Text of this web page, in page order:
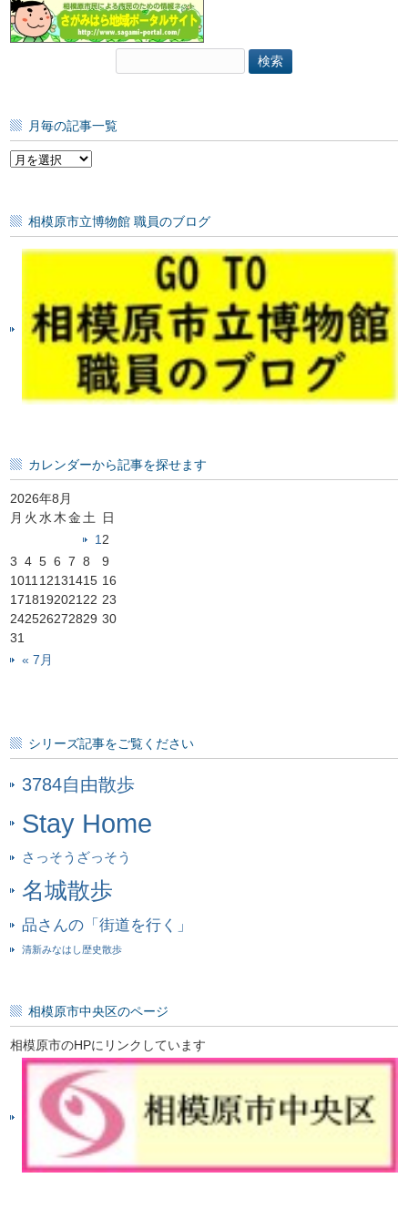
索:
月毎の記事一覧
月
記
事
一
相模原市立博物館 職員のブログ
カレンダーから記事を探せます
2026年8月
月 火 水 木 金 土
日
1 2
3 4 5 6 7 8
9
1011 12131415 16
1718192021 22 23
242526272829 30
31
« 7月
シリーズ記事をご覧ください
3784自由散歩
Stay Home
さっそうざっそう
名城散歩
品さんの「街道を行く」
清新みなはし歴史散歩
相模原市中央区のページ
相模原市のHPにリンクしています